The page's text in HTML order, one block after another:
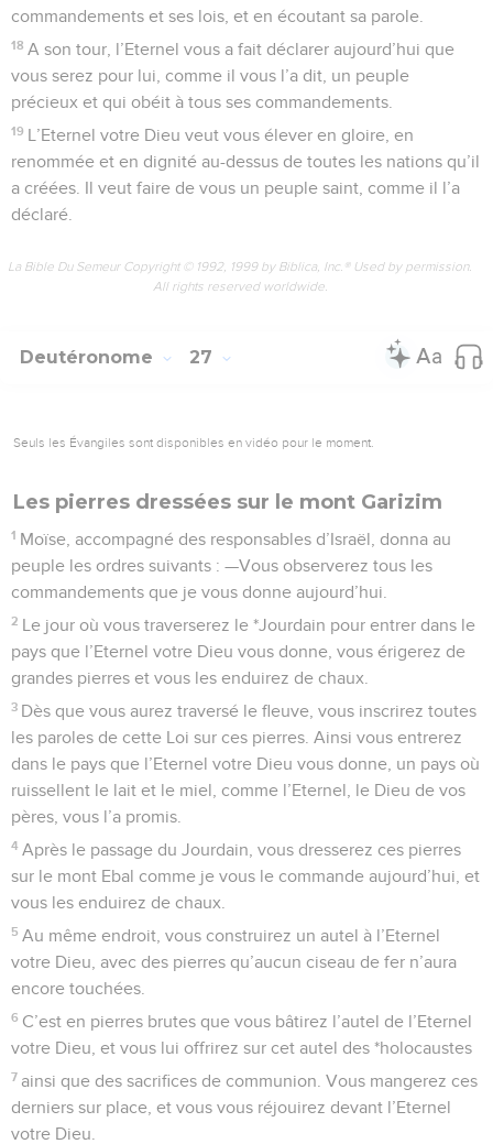
commandements et ses lois, et en écoutant sa parole.
18 A son tour, l’Eternel vous a fait déclarer aujourd’hui que
vous serez pour lui, comme il vous l’a dit, un peuple
précieux et qui obéit à tous ses commandements.
19 L’Eternel votre Dieu veut vous élever en gloire, en
renommée et en dignité au-dessus de toutes les nations qu’il
a créées. Il veut faire de vous un peuple saint, comme il l’a
déclaré.
La Bible Du Semeur Copyright © 1992, 1999 by Biblica, Inc.® Used by permission.
All rights reserved worldwide.
Deutéronome 27
Seuls les Évangiles sont disponibles en vidéo pour le moment.
Les pierres dressées sur le mont Garizim
1 Moïse, accompagné des responsables d’Israël, donna au
peuple les ordres suivants : —Vous observerez tous les
commandements que je vous donne aujourd’hui.
2 Le jour où vous traverserez le *Jourdain pour entrer dans le
pays que l’Eternel votre Dieu vous donne, vous érigerez de
grandes pierres et vous les enduirez de chaux.
3 Dès que vous aurez traversé le fleuve, vous inscrirez toutes
les paroles de cette Loi sur ces pierres. Ainsi vous entrerez
dans le pays que l’Eternel votre Dieu vous donne, un pays où
ruissellent le lait et le miel, comme l’Eternel, le Dieu de vos
pères, vous l’a promis.
4 Après le passage du Jourdain, vous dresserez ces pierres
sur le mont Ebal comme je vous le commande aujourd’hui, et
vous les enduirez de chaux.
5 Au même endroit, vous construirez un autel à l’Eternel
votre Dieu, avec des pierres qu’aucun ciseau de fer n’aura
encore touchées.
6 C’est en pierres brutes que vous bâtirez l’autel de l’Eternel
votre Dieu, et vous lui offrirez sur cet autel des *holocaustes
7 ainsi que des sacrifices de communion. Vous mangerez ces
derniers sur place, et vous vous réjouirez devant l’Eternel
votre Dieu.